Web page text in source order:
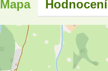
Mapa Hodnocení